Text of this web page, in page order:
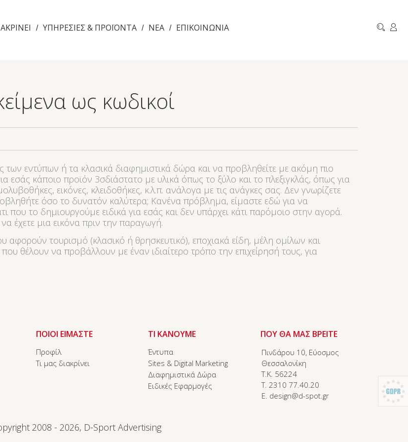
/ ΥΠΗΡΕΣΙΕΣ & ΠΡΟΪΟΝΤΑ / NEA / ΕΠΙΚΟΙΝΩΝΙΑ
ως κωδικοί
των εντύπων ή τα κλασικά διαφημιστικά δώρα και να προβληθείτε με ακόμη πιο
κάποιο προϊόν 3σδιάστατο με υλικά όπως το ξύλο και το πλεξιγκλάς, όπως για
εικόνες, κλειδοθήκες, κ.λ.π. ανάλογα με τις ανάγκες σας. Δεν γνωρίζετε
όσο το δυνατόν καλύτερα; Κανένα πρόβλημα, είμαστε εδώ για να
που το δημιουργούμε ειδικά για εσάς και δεν υπάρχει κάτι παρόμοιο στην αγορά.
έχετε μια εικόνα πριν την παραγωγή.
αφορούν τουρισμό (κλασικό ή θρησκευτικό), εποχιακά είδη, μέλη ομίλων και
θέλουν να προβάλλουν με έναν ιδιαίτερο τρόπο την επιχείρησή τους, για
ΠΟΙΟΙ ΕΙΜΑΣΤΕ
Προφίλ
Τι μας διακρίνει
ΤΙ ΚΑΝΟΥΜΕ
Έντυπα
Sites & Digital Marketing
Διαφημιστικά Δώρα
Ειδικές Εφαρμογές
ΠΟΥ ΘΑ ΜΑΣ ΒΡΕΙΤΕ
Πινδάρου 10, Εύοσμος
Θεσσαλονίκη
T.K. 56224
T. 2310 77.40.20
E. design@d-spot.gr
2008 - 2026, D-Sport Advertising